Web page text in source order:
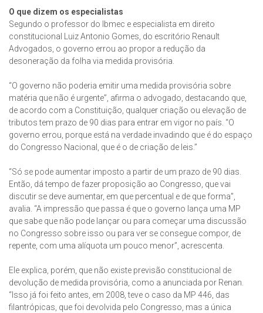
O que dizem os especialistas
Segundo o professor do Ibmec e especialista em direito
constitucional Luiz Antonio Gomes, do escritório Renault
Advogados, o governo errou ao propor a redução da
desoneração da folha via medida provisória.
“O governo não poderia emitir uma medida provisória sobre
matéria que não é urgente”, afirma o advogado, destacando que,
de acordo com a Constituição, qualquer criação ou elevação de
tributos tem prazo de 90 dias para entrar em vigor no país. “O
governo errou, porque está na verdade invadindo que é do espaço
do Congresso Nacional, que é o de criação de leis.”
“Só se pode aumentar imposto a partir de um prazo de 90 dias.
Então, dá tempo de fazer proposição ao Congresso, que vai
discutir se deve aumentar, em que percentual e de que forma”,
avalia. “A impressão que passa é que o governo lança uma MP
que sabe que não pode lançar ou para começar uma discussão
no Congresso sobre isso ou para ver se consegue compor, de
repente, com uma alíquota um pouco menor”, acrescenta.
Ele explica, porém, que não existe previsão constitucional de
devolução de medida provisória, como a anunciada por Renan.
“Isso já foi feito antes, em 2008, teve o caso da MP 446, das
filantrópicas, que foi devolvida pelo Congresso, mas a única